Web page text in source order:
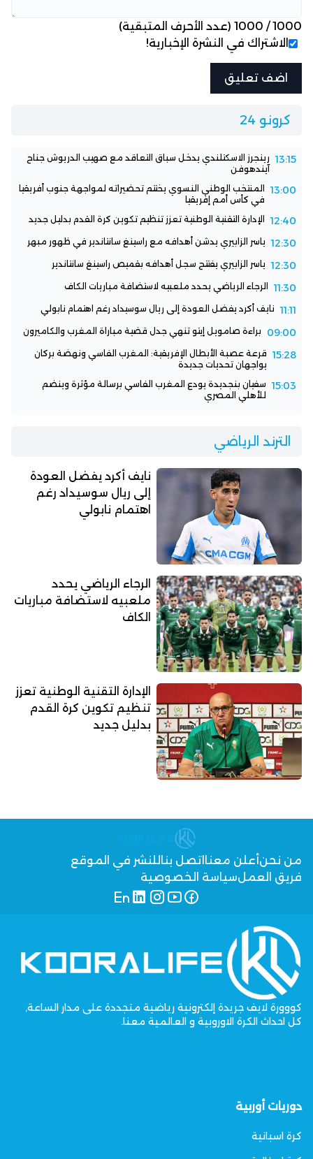
1000
/
1000 (عدد الأحرف المتبقية)
الاشتراك في النشرة الإخبارية!
كرونو 24
13:15 رينجرز الاسكتلندي يدخل سباق التعاقد مع صهيب الدريوش جناح
آيندهوفن
13:00
المنتخب الوطني النسوي يختتم تحضيراته لمواجهة جنوب أفريقيا
في كأس أمم إفريقيا
12:40 الإدارة التقنية الوطنية تعزز تنظيم تكوين كرة القدم بدليل جديد
12:30 ياسر الزابيري يدشن أهدافه مع راسينغ سانتاندير في ظهور مبهر
12:30 ياسر الزابيري يفتتح سجل أهدافه بقميص راسينغ سانتاندير
11:30 الرجاء الرياضي يحدد ملعبيه لاستضافة مباريات الكاف
11:11 نايف أكرد يفضل العودة إلى ريال سوسيداد رغم اهتمام نابولي
09:00 براءة صامويل إيتو تنهي جدل قضية مباراة المغرب والكاميرون
15:28 قرعة عصبة الأبطال الإفريقية: المغرب الفاسي ونهضة بركان
يواجهان تحديات جديدة
15:03 سفيان بنجديدة يودع المغرب الفاسي برسالة مؤثرة وينضم
للأهلي المصري
الترند الرياضي
نايف أكرد يفضل العودة
إلى ريال سوسيداد رغم
اهتمام نابولي
الرجاء الرياضي يحدد
ملعبيه لاستضافة مباريات
الكاف
الإدارة التقنية الوطنية تعزز
تنظيم تكوين كرة القدم
بدليل جديد
من نحنأعلن معنا اتصل بنا للنشر في الموقع
فريق العملسياسة الخصوصية
كووورة لايف جريدة إلكترونية رياضية متجددة على مدار الساعة,
كل احداث الكرة الاوروبية و العالمية معنا.
دوريات أوربية
كرة اسبانية